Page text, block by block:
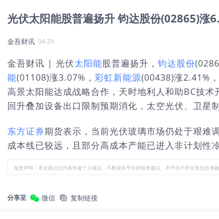
光伏太阳能股普遍扬升 钧达股份(02865)涨
金吾财讯 04-29
金吾财讯 | 光伏太阳能股普遍扬升， 钧达股份
能(01108)涨3.07%， 彩虹新能源(00438)涨2.41%，
高景太阳能达成战略合作，天时地利人和助BC技
回升叠加设备出口限制预期消化，太空光伏、卫星
东方证券期货表示，当前光伏玻璃市场仍处于艰难
成本线已较远，且部分高成本产能已进入非计划性
免责声明：本文观点仅代表作者个人观点，不构成本平台的投资建议，本平台不对文章信息
分享至 微信 复制链接